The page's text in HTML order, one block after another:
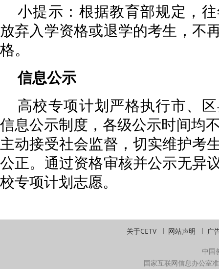
小提示：根据教育部规定，
放弃入学资格或退学的考生，不
格。
信息公示
高校专项计划严格执行市、
信息公示制度，各级公示时间均
主动接受社会监督，切实维护考
公正。通过资格审核并公示无异
校专项计划志愿。
关于CETV 网站声明 广
中国
国家互联网信息办公室